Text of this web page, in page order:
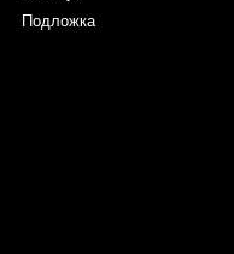
Подложка